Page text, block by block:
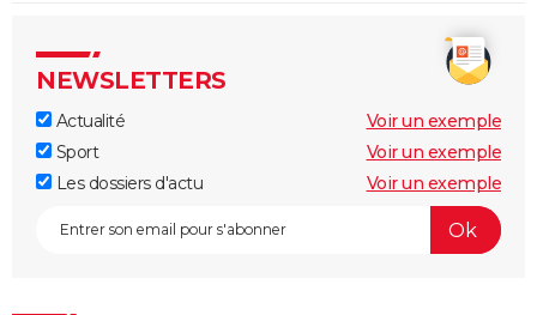
NEWSLETTERS
Actualité
Voir un exemple
Sport
Voir un exemple
Les dossiers d'actu
Voir un exemple